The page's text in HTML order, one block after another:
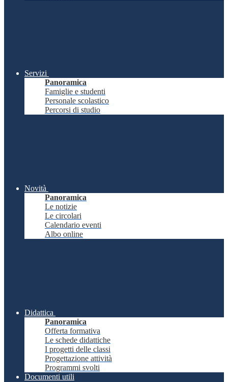
Servizi
Panoramica
Famiglie e studenti
Personale scolastico
Percorsi di studio
Novità
Panoramica
Le notizie
Le circolari
Calendario eventi
Albo online
Didattica
Panoramica
Offerta formativa
Le schede didattiche
I progetti delle classi
Progettazione attività
Programmi svolti
Documenti utili